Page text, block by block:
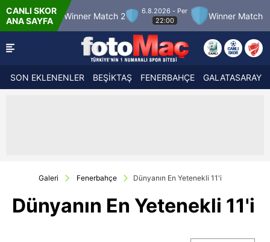
CANLI SKOR
ANA SAYFA
Winner Match 2
6.8.2026 - Per
22:00
Winner Match 3
SON EKLENENLER BEŞİKTAŞ FENERBAHÇE GALATASARAY
Galeri Fenerbahçe Dünyanın En Yetenekli 11'i
Dünyanın En Yetenekli 11'i